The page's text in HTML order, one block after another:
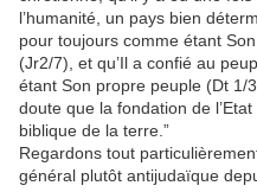
l’humanité, un pays bien
pour toujours comme étant
(Jr2/7), et qu’Il a confié au
étant Son propre peuple (Dt 1/
doute que la fondation de
biblique de la terre.”
Regardons tout
général plutôt antijudaïque